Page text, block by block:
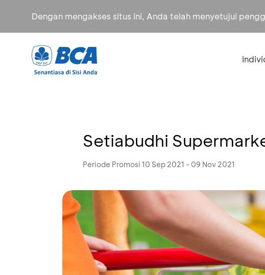
Dengan mengakses situs ini, Anda telah menyetujui
Setiabudhi
Periode Promosi 10 Sep 2021 - 09 Nov 2021